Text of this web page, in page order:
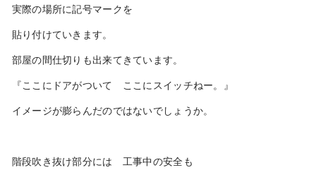
実際の場所に記号マークを
貼り付けていきます。
部屋の間仕切りも出来てきています。
『ここにドアがついて ここにスイッチねー。』
イメージが膨らんだのではないでしょうか。
階段吹き抜け部分には 工事中の安全も